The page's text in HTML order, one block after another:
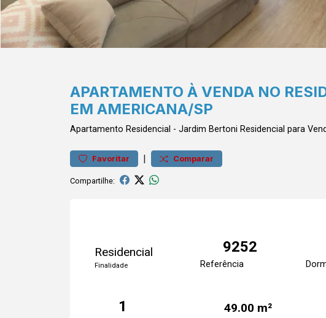
APARTAMENTO À VENDA NO
EM AMERICANA/SP
Apartamento Residencial - Jardim Bertoni Residencial para
Favoritar | Comparar
Compartilhe:
Residencial
Finalidade
9252
Referência
1 49.00 m²